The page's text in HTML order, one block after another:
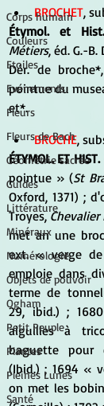
Corps humain
Couleurs
Etoiles
Evénements
Fleurs
Fleurs de Bach
Géométrie sacrée
Guides
Littérature
Minéraux
Numérologie
Objets de pouvoir
Ogham
Petit Peuple
Plantes
Pleines Lunes
Santé
BROCHET,
Étymol. et
Métiers, éd. G.-
Dér. de
pointue du
et*.
BROCHE,
ÉTYMOL. ET
pointue » (St
Oxford, 1371) ;
Troyes, Chevalier
met an une
ext. « verge
emploie dans
terme de
29, ibid.) ;
aiguilles à
baguette pour
(Ibid.) ; 1694 «
on met les